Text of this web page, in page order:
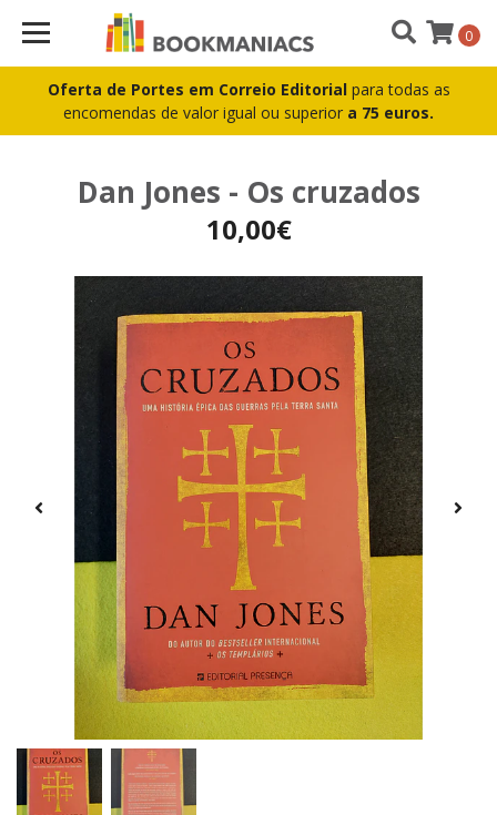
Oferta de Portes em Correio Editorial para todas as
encomendas de valor igual ou superior a 75 euros.
0
Dan Jones - Os cruzados
10,00€